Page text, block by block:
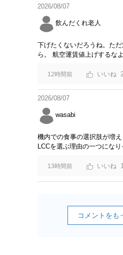
2026/08/07
飲んだくれ老人
下げたくないだろうね。た
ら。 航空運賃値上げするなよ
12時間前
2026/08/07
wasabi
機内での食事の選択肢が増え
LCCを選ぶ理由の一つになり
13時間前
コメントをも